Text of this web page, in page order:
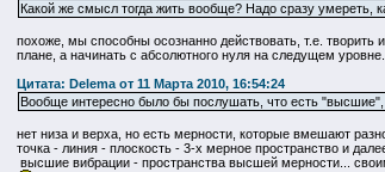
Какой же смысл тогда жить вообще? Надо сразу умереть,
похоже, мы способны осознанно действовать, т.е. творить
плане, а начинать с абсолютного нуля на следущем уровне...
Цитата: Delema от 11 Марта 2010, 16:54:24
Вообще интересно было бы послушать, что есть
нет низа и верха, но есть мерности, которые вмешают
точка - линия - плоскость - 3-х мерное пространство и
высшие вибрации - пространства высшей мерности...